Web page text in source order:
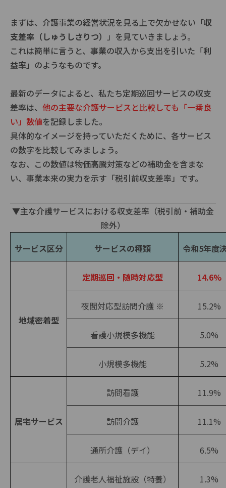
まずは、介護事業の経営状況を見る上で欠かせない「収
支差率（しゅうしさりつ） 」を見ていきましょう。
これは簡単に言うと、事業の収入から支出を引いた「利
益率」のようなものです。
最新のデータによると、私たち定期巡回サービスの収支
差率は、 他の主要な介護サービスと比較しても「一番良
い」数値を記録しました。
具体的なイメージを持っていただくために、各サービス
の数字を比較してみましょう。
なお、この数値は物価高騰対策などの補助金を含まな
い、事業本来の実力を示す「税引前収支差率」です。
▼主な介護サービスにおける収支差率（税引前・補助金
除外）
サービス区分
サービスの種類 令和5年度
地域密着型
定期巡回・随時対応型 14.6%
夜間対応型訪問介護 ※ 15.2%
看護小規模多機能 5.0%
小規模多機能 5.2%
居宅サービス
訪問看護 11.9%
訪問介護 11.1%
通所介護（デイ） 6.5%
介護老人福祉施設（特養） 1.3%